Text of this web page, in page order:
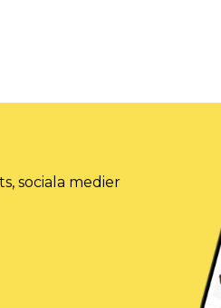
sociala medier